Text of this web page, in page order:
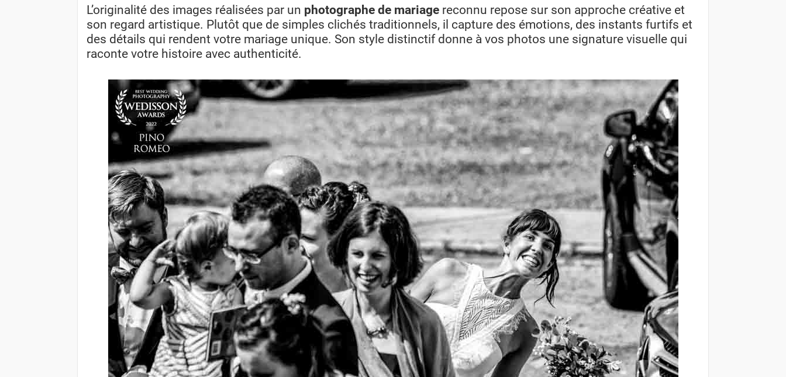
L’originalité des images réalisées par un photographe de mariage reconnu repose sur son approche créative et
son regard artistique. Plutôt que de simples clichés traditionnels, il capture des émotions, des instants furtifs et
des détails qui rendent votre mariage unique. Son style distinctif donne à vos photos une signature visuelle qui
raconte votre histoire avec authenticité.